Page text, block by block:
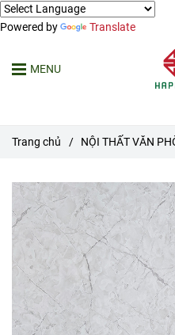
Powered by Translate
MENU
Trang chủ / NỘI THẤT VĂN